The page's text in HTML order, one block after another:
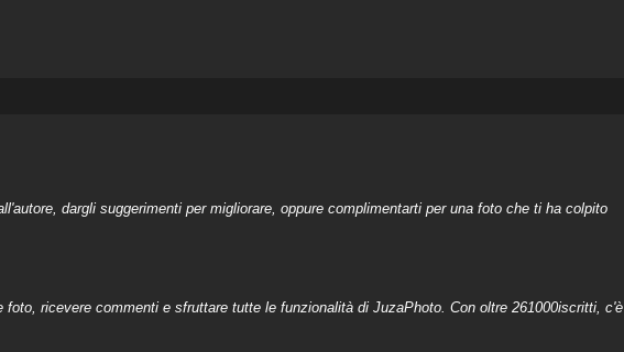
dargli suggerimenti per migliorare, oppure complimentarti per una foto che ti ha colpito
ricevere commenti e sfruttare tutte le funzionalità di JuzaPhoto. Con oltre 261000iscritti, c'è